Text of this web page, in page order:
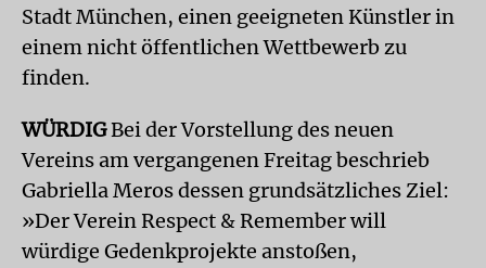
Stadt München, einen geeigneten Künstler in
einem nicht öffentlichen Wettbewerb zu
finden.
WÜRDIGBei der Vorstellung des neuen
Vereins am vergangenen Freitag beschrieb
Gabriella Meros dessen grundsätzliches Ziel:
»Der Verein Respect & Remember will
würdige Gedenkprojekte anstoßen,